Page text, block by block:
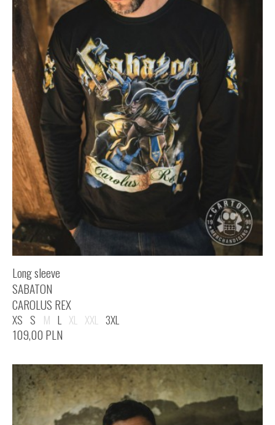
Long sleeve
SABATON
CAROLUS REX
XS S M L XL XXL 3XL
109,00 PLN